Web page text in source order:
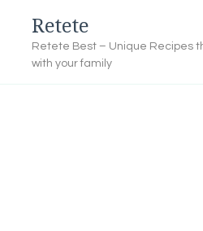
Retete
Retete Best – Unique Recipes
with your family